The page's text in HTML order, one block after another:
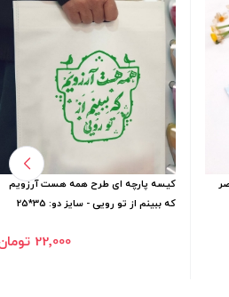
کیسه پارچه ای طرح همه هست آرزویم
که ببینم از تو رویی - سایز دو: 35*25
22٬000 تومان